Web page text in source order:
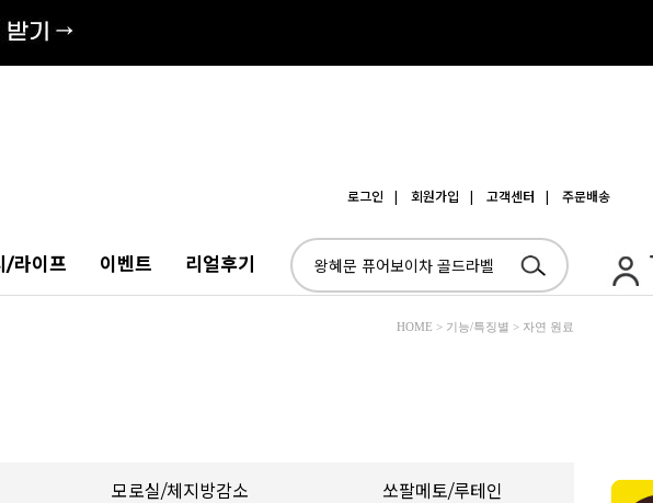
로그인 | 회원가입 | 고객센터 | 주문배송
/라이프 이벤트 리얼후기
HOME > 기능/특징별 > 자연 원료
모로실/체지방감소 쏘팔메토/루테인